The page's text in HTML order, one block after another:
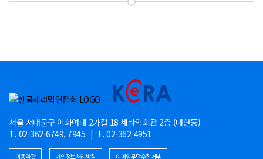
서울 서대문구 이화여대 2가길 18 세라믹회관 2층 (대현동)
T. 02-362-6749, 7945 | F. 02-362-4951
이용약관 개인정보처리방침 이메일무단수집거부